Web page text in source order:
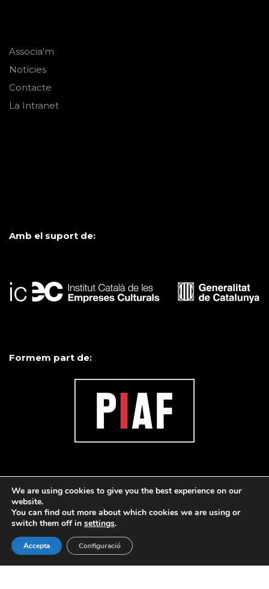
Associa'm
Notícies
Contacte
La Intranet
Amb el suport de:
Formem part de:
We are using cookies to give you the best experience on our
website.
You can find out more about which cookies we are using or
switch them off in settings.
Accepta Configuració